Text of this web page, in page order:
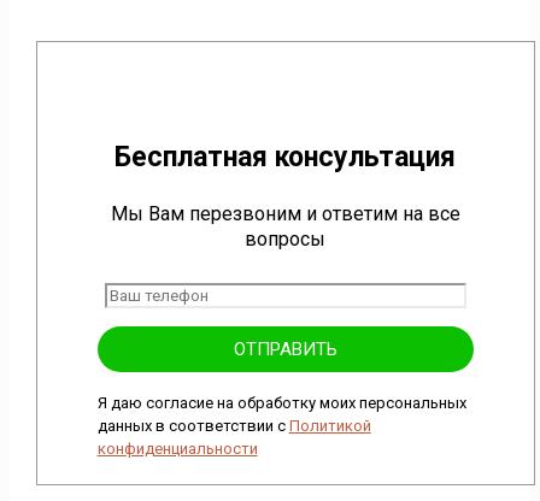
Бесплатная консультация
Мы Вам перезвоним и ответим на все
вопросы
Я даю согласие на обработку моих персональных
данных в соответствии с Политикой
конфиденциальности